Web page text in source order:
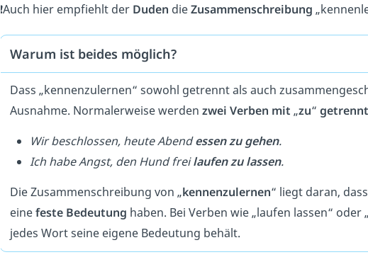
❗️Auch hier empfiehlt der Duden dieZusammenschreibung
Warum ist beides möglich?
Dass „kennenzulernen“ sowohl getrennt als auch
Ausnahme. Normalerweise werden zwei Verben mit „zu“ getrennt
Wir beschlossen, heute Abendessen zu gehen.
Ich habe Angst, den Hund freilaufen zu lassen.
Die Zusammenschreibung von „kennenzulernen“ liegt daran,
einefeste Bedeutung haben. Bei Verben wie „laufen lassen“ oder
jedes Wort seine eigene Bedeutung behält.